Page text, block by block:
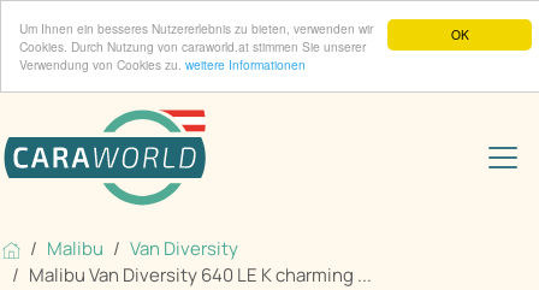
OK
Um Ihnen ein besseres Nutzererlebnis zu bieten, verwenden wir
Cookies. Durch Nutzung von caraworld.at stimmen Sie unserer
Verwendung von Cookies zu. weitere Informationen
Malibu
Van Diversity
Malibu Van Diversity 640 LE K charming ...